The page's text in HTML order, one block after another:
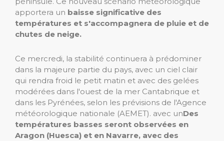
apportera un baisse significative des
températures et s'accompagnera de pluie et de
chutes de neige.
Ce mercredi, la stabilité continuera à prédominer
dans la majeure partie du pays, avec un ciel clair
qui rendra froid le petit matin et avec des gelées
modérées dans l'ouest de la mer Cantabrique et
dans les Pyrénées, selon les prévisions de l'Agence
météorologique nationale (AEMET). avec unDes
températures basses seront observées en
Aragon (Huesca) et en Navarre, avec des